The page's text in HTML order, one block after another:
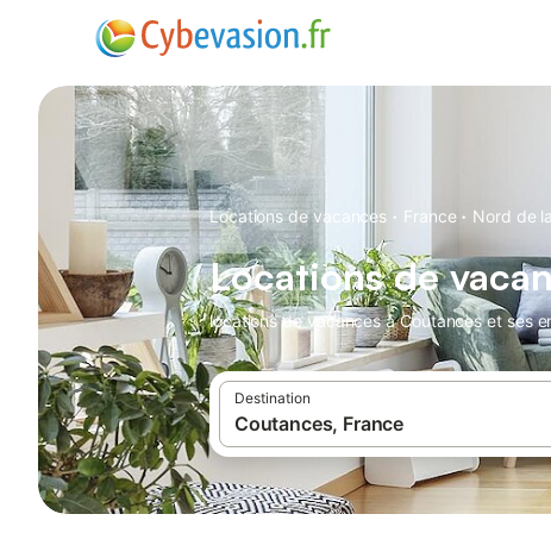
Locations de vacances · France · Nord de
Locations de
locations de vacances à Coutances et ses
Destination